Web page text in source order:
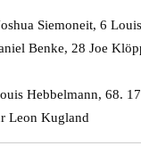
Siemoneit, 6
Benke, 28 Joe
Hebbelmann, 68.
Leon Kugland